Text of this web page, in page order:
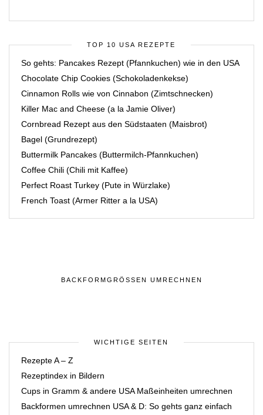
TOP 10 USA REZEPTE
So gehts: Pancakes Rezept (Pfannkuchen) wie in den USA
Chocolate Chip Cookies (Schokoladenkekse)
Cinnamon Rolls wie von Cinnabon (Zimtschnecken)
Killer Mac and Cheese (a la Jamie Oliver)
Cornbread Rezept aus den Südstaaten (Maisbrot)
Bagel (Grundrezept)
Buttermilk Pancakes (Buttermilch-Pfannkuchen)
Coffee Chili (Chili mit Kaffee)
Perfect Roast Turkey (Pute in Würzlake)
French Toast (Armer Ritter a la USA)
BACKFORMGRÖSSEN UMRECHNEN
WICHTIGE SEITEN
Rezepte A – Z
Rezeptindex in Bildern
Cups in Gramm & andere USA Maßeinheiten umrechnen
Backformen umrechnen USA & D: So gehts ganz einfach